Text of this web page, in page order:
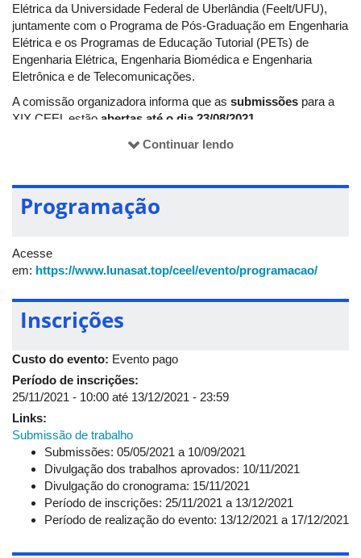
Elétrica da Universidade Federal de Uberlândia (Feelt/UFU),
juntamente com o Programa de Pós-Graduação em Engenharia
Elétrica e os Programas de Educação Tutorial (PETs) de
Engenharia Elétrica, Engenharia Biomédica e Engenharia
Eletrônica e de Telecomunicações.
A comissão organizadora informa que as submissões para a
XIX CEEL estão abertas até o dia 23/08/2021
O evento consiste na apresentação de trabalhos científicos
vinculados à UFU ou a outras universidades.
Neste ano, a CEEL irá ocorrer entre os dias 13 e 17 de
Para mais informações e/ou para submissão de artigos, acesse
https://www.peteletricaufu.com/ceel/evento/inicio/
Continuar lendo
Programação
Acesse
em: https://www.lunasat.top/ceel/evento/programacao/
Inscrições
Custo do evento: Evento pago
Período de inscrições:
25/11/2021 - 10:00 até 13/12/2021 - 23:59
Links:
Submissão de trabalho
Submissões: 05/05/2021 a 10/09/2021
Divulgação dos trabalhos aprovados: 10/11/2021
Divulgação do cronograma: 15/11/2021
Período de inscrições: 25/11/2021 a 13/12/2021
Período de realização do evento: 13/12/2021 a 17/12/2021